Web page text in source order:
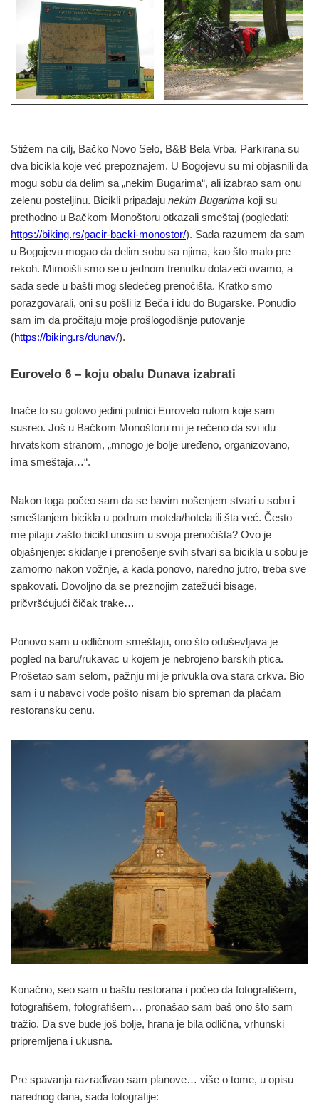
Stižem na cilj, Bačko Novo Selo, B&B Bela Vrba. Parkirana su
dva bicikla koje već prepoznajem. U Bogojevu su mi objasnili da
mogu sobu da delim sa „nekim Bugarima“, ali izabrao sam onu
zelenu posteljinu. Bicikli pripadaju nekim Bugarima koji su
prethodno u Bačkom Monoštoru otkazali smeštaj (pogledati:
https://biking.rs/pacir-backi-monostor/). Sada razumem da sam
u Bogojevu mogao da delim sobu sa njima, kao što malo pre
rekoh. Mimoišli smo se u jednom trenutku dolazeći ovamo, a
sada sede u bašti mog sledećeg prenoćišta. Kratko smo
porazgovarali, oni su pošli iz Beča i idu do Bugarske. Ponudio
sam im da pročitaju moje prošlogodišnje putovanje
(https://biking.rs/dunav/).
Eurovelo 6 – koju obalu Dunava izabrati
Inače to su gotovo jedini putnici Eurovelo rutom koje sam
susreo. Još u Bačkom Monoštoru mi je rečeno da svi idu
hrvatskom stranom, „mnogo je bolje uređeno, organizovano,
ima smeštaja…“.
Nakon toga počeo sam da se bavim nošenjem stvari u sobu i
smeštanjem bicikla u podrum motela/hotela ili šta već. Često
me pitaju zašto bicikl unosim u svoja prenoćišta? Ovo je
objašnjenje: skidanje i prenošenje svih stvari sa bicikla u sobu je
zamorno nakon vožnje, a kada ponovo, naredno jutro, treba sve
spakovati. Dovoljno da se preznojim zatežući bisage,
pričvršćujući čičak trake…
Ponovo sam u odličnom smeštaju, ono što oduševljava je
pogled na baru/rukavac u kojem je nebrojeno barskih ptica.
Prošetao sam selom, pažnju mi je privukla ova stara crkva. Bio
sam i u nabavci vode pošto nisam bio spreman da plaćam
restoransku cenu.
Konačno, seo sam u baštu restorana i počeo da fotografišem,
fotografišem, fotografišem… pronašao sam baš ono što sam
tražio. Da sve bude još bolje, hrana je bila odlična, vrhunski
pripremljena i ukusna.
Pre spavanja razrađivao sam planove… više o tome, u opisu
narednog dana, sada fotografije: